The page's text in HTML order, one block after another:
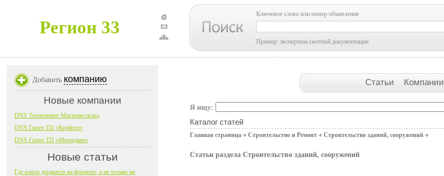
Регион 33
Ключевое слово или номер объявления
Пример: экспертиза сметной документации
Статьи Компании
Я ищу:
Каталог статей
Главная страница Строительство и Ремонт Строительство зданий, сооружений
Статьи раздела Строительство зданий, сооружений
Добавить компанию
Новые компании
DNS Технопоинт Магазин-склад
DNS Гипер ТЦ «Крейсер»
DNS Гипер ТЦ «Меридиан»
Новые статьи
Где юмор держится на формате, а не только на